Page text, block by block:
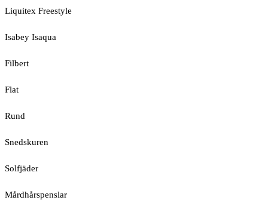
Liquitex Freestyle
Isabey Isaqua
Filbert
Flat
Rund
Snedskuren
Solfjäder
Mårdhårspenslar